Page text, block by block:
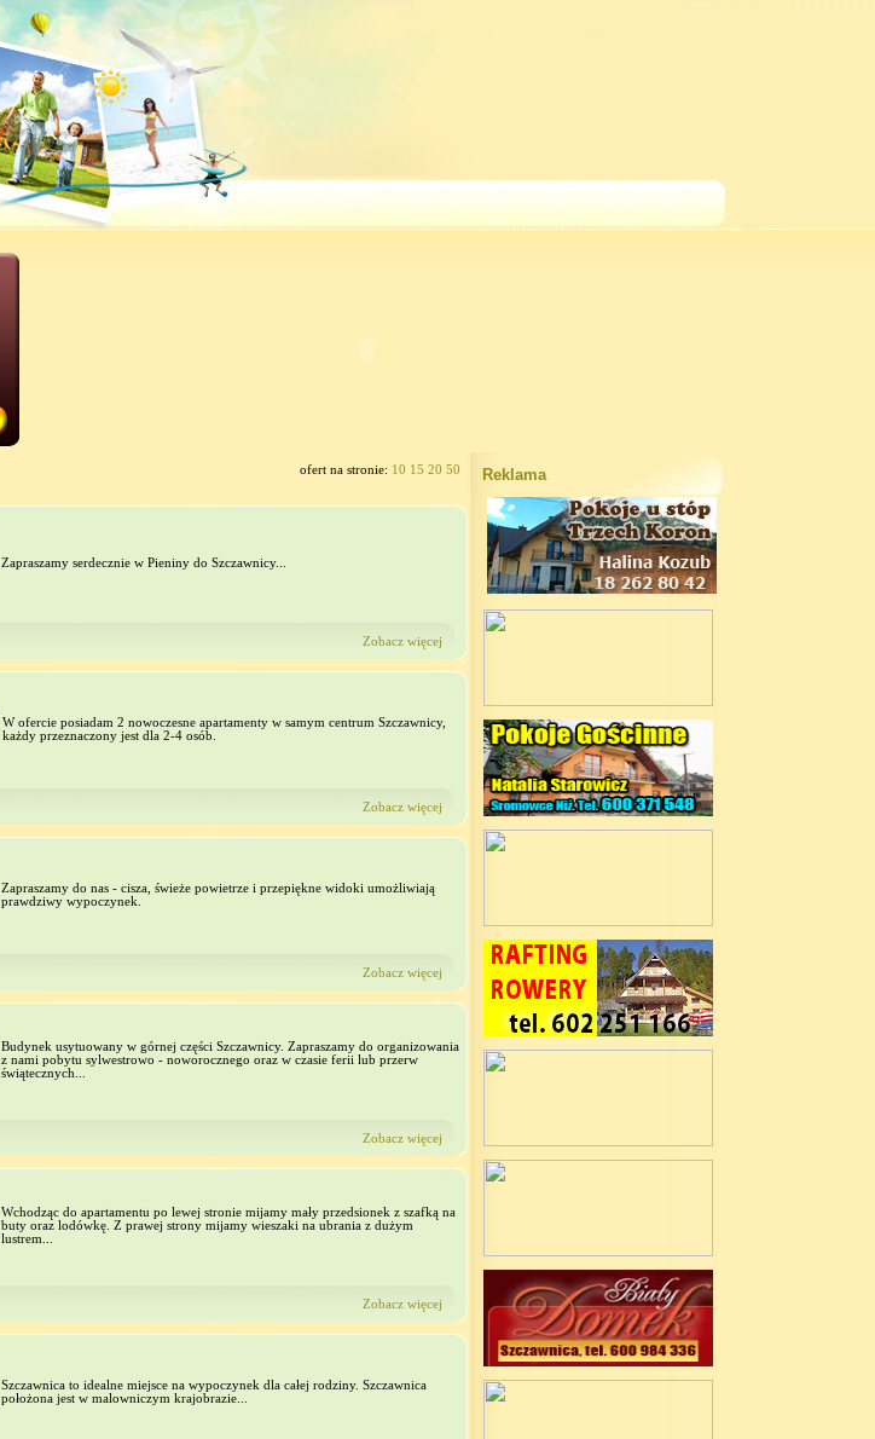
ofert na stronie: 10 15 20 50
Zapraszamy serdecznie w Pieniny do Szczawnicy...
Zobacz więcej
W ofercie posiadam 2 nowoczesne apartamenty w samym centrum Szczawnicy,
każdy przeznaczony jest dla 2-4 osób.
Zobacz więcej
Zapraszamy do nas - cisza, świeże powietrze i przepiękne widoki umożliwiają
prawdziwy wypoczynek.
Zobacz więcej
Budynek usytuowany w górnej części Szczawnicy. Zapraszamy do organizowania
z nami pobytu sylwestrowo - noworocznego oraz w czasie ferii lub przerw
świątecznych...
Zobacz więcej
Wchodząc do apartamentu po lewej stronie mijamy mały przedsionek z szafką na
buty oraz lodówkę. Z prawej strony mijamy wieszaki na ubrania z dużym
lustrem...
Zobacz więcej
Szczawnica to idealne miejsce na wypoczynek dla całej rodziny. Szczawnica
położona jest w malowniczym krajobrazie...
Reklama